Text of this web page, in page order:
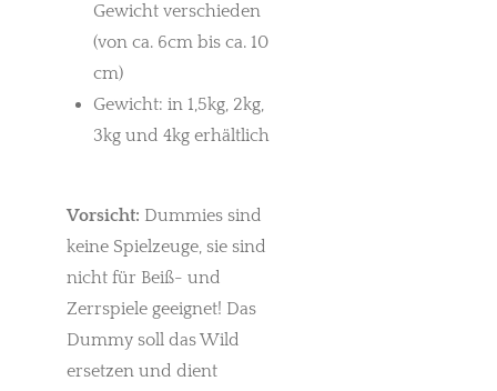
Gewicht verschieden
(von ca. 6cm bis ca. 10
cm)
Gewicht: in 1,5kg, 2kg,
3kg und 4kg erhältlich
Vorsicht: Dummies sind
keine Spielzeuge, sie sind
nicht für Beiß- und
Zerrspiele geeignet! Das
Dummy soll das Wild
ersetzen und dient